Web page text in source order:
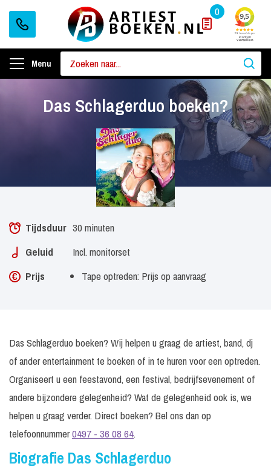
0
Menu
Das Schlagerduo boeken?
Tijdsduur 30 minuten
Geluid
Incl. monitorset
Prijs
Tape optreden: Prijs op aanvraag
Das Schlagerduo boeken? Wij helpen u graag de artiest, band, dj
of ander entertainment te boeken of in te huren voor een optreden.
Organiseert u een feestavond, een festival, bedrijfsevenement of
andere bijzondere gelegenheid? Wat de gelegenheid ook is, we
helpen u graag verder. Direct boeken? Bel ons dan op
telefoonnummer0497 - 36 08 64.
Biografie Das Schlagerduo